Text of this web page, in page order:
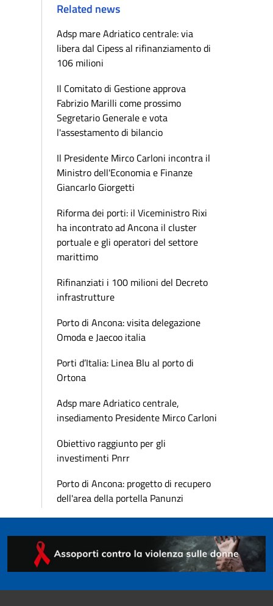
Related news
Adsp mare Adriatico centrale: via
libera dal Cipess al rifinanziamento di
106 milioni
Il Comitato di Gestione approva
Fabrizio Marilli come prossimo
Segretario Generale e vota
l'assestamento di bilancio
Il Presidente Mirco Carloni incontra il
Ministro dell'Economia e Finanze
Giancarlo Giorgetti
Riforma dei porti: il Viceministro Rixi
ha incontrato ad Ancona il cluster
portuale e gli operatori del settore
marittimo
Rifinanziati i 100 milioni del Decreto
infrastrutture
Porto di Ancona: visita delegazione
Omoda e Jaecoo italia
Porti d’Italia: Linea Blu al porto di
Ortona
Adsp mare Adriatico centrale,
insediamento Presidente Mirco Carloni
Obiettivo raggiunto per gli
investimenti Pnrr
Porto di Ancona: progetto di recupero
dell'area della portella Panunzi